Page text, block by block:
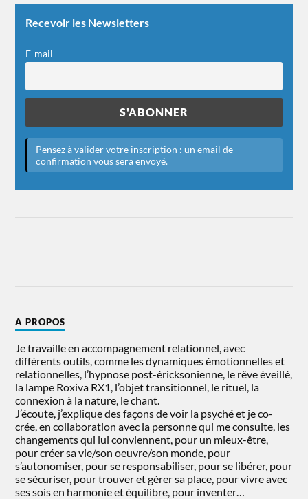
Recevoir les Newsletters
E-mail
A PROPOS
Je travaille en accompagnement relationnel, avec
différents outils, comme les dynamiques émotionnelles et
relationnelles, l’hypnose post-éricksonienne, le rêve éveillé,
la lampe Roxiva RX1, l’objet transitionnel, le rituel, la
connexion à la nature, le chant.
J’écoute, j’explique des façons de voir la psyché et je co-
crée, en collaboration avec la personne qui me consulte, les
changements qui lui conviennent, pour un mieux-être,
pour créer sa vie/son oeuvre/son monde, pour
s’autonomiser, pour se responsabiliser, pour se libérer, pour
se sécuriser, pour trouver et gérer sa place, pour vivre avec
ses sois en harmonie et équilibre, pour inventer…